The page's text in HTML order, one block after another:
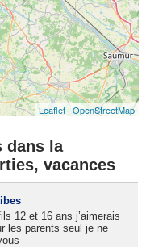
Leaflet |OpenStreetMap
dans la
vacances
12 et 16 ans j’aimerais
les parents seul je ne